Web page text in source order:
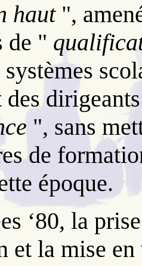
haut",
de "
des
", sans
de
époque.
‘80, la
et la mise